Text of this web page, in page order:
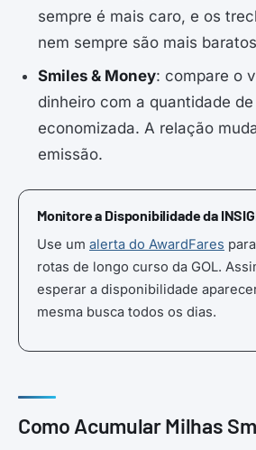
sempre é mais caro, e os
nem sempre são mais
Smiles & Money: compare o
dinheiro com a quantidade
economizada. A relação
emissão.
Monitore a Disponibilidade da
Use um alerta do AwardFares
rotas de longo curso da GOL.
esperar a disponibilidade
mesma busca todos os dias.
Como Acumular Milhas